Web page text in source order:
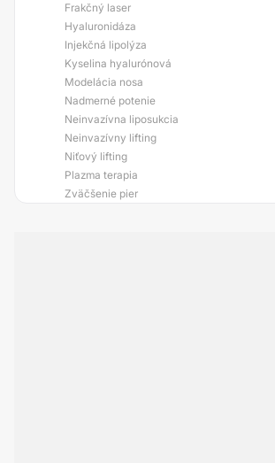
Frakčný laser
Hyaluronidáza
Injekčná lipolýza
Kyselina hyalurónová
Modelácia nosa
Nadmerné potenie
Neinvazívna liposukcia
Neinvazívny lifting
Niťový lifting
Plazma terapia
Zväčšenie pier